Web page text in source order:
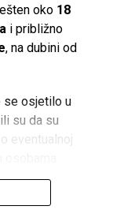
na spavanje
prilika se
o
ti pošalje
i ne da
islam,
to ne
oko 18
i približno
, na dubini od
se osjetilo u
su da su
eventualnoj